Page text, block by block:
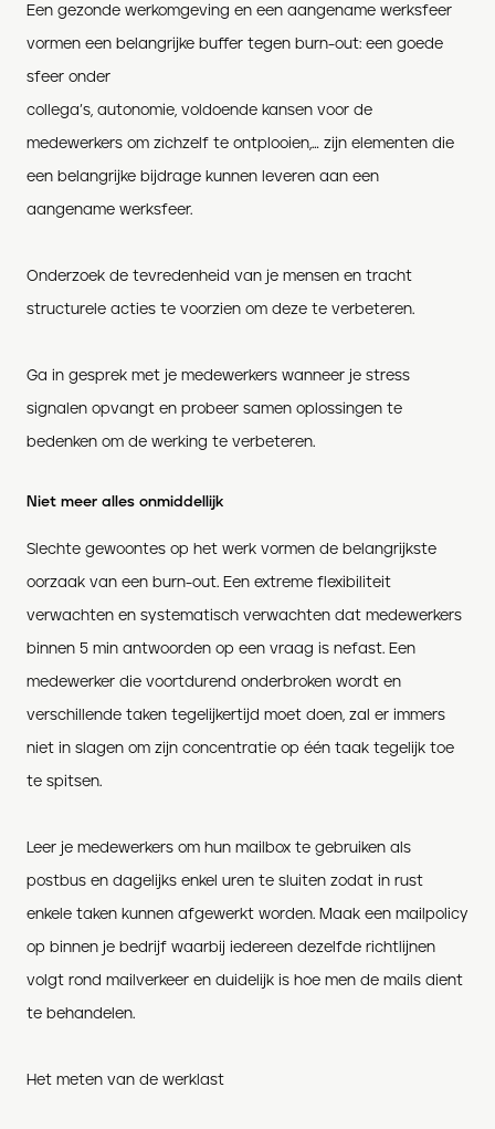
Een gezonde werkomgeving en een aangename werksfeer
vormen een belangrijke buffer tegen burn-out: een goede
sfeer onder
collega’s, autonomie, voldoende kansen voor de
medewerkers om zichzelf te ontplooien,… zijn elementen die
een belangrijke bijdrage kunnen leveren aan een
aangename werksfeer.
Onderzoek de tevredenheid van je mensen en tracht
structurele acties te voorzien om deze te verbeteren.
Ga in gesprek met je medewerkers wanneer je stress
signalen opvangt en probeer samen oplossingen te
bedenken om de werking te verbeteren.
Niet meer alles onmiddellijk
Slechte gewoontes op het werk vormen de belangrijkste
oorzaak van een burn-out. Een extreme flexibiliteit
verwachten en systematisch verwachten dat medewerkers
binnen 5 min antwoorden op een vraag is nefast. Een
medewerker die voortdurend onderbroken wordt en
verschillende taken tegelijkertijd moet doen, zal er immers
niet in slagen om zijn concentratie op één taak tegelijk toe
te spitsen.
Leer je medewerkers om hun mailbox te gebruiken als
postbus en dagelijks enkel uren te sluiten zodat in rust
enkele taken kunnen afgewerkt worden. Maak een mailpolicy
op binnen je bedrijf waarbij iedereen dezelfde richtlijnen
volgt rond mailverkeer en duidelijk is hoe men de mails dient
te behandelen.
Het meten van de werklast